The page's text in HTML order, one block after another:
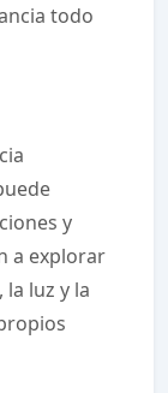
todo
y
a explorar
luz y la